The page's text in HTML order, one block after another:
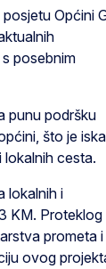
Općini
posebnim
punu podršku
što je
cesta.
lokalnih i
KM. Proteklog
prometa i
ovog